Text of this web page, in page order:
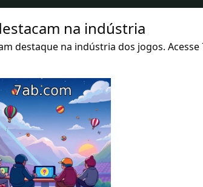
na indústria
destaque na indústria dos jogos.